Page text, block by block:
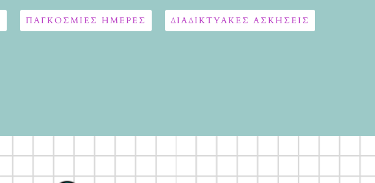
ΠΑΓΚΟΣΜΙΕΣ ΗΜΕΡΕΣ ΔΙΑΔΙΚΤΥΑΚΈΣ ΑΣΚΉΣΕΙΣ